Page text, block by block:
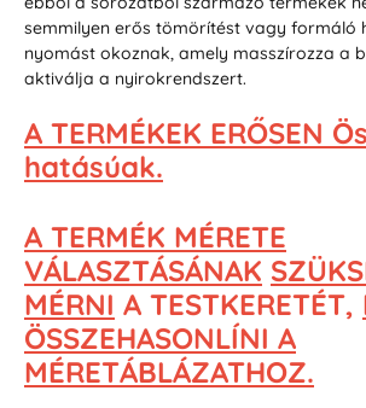
semmilyen erős tömörítést vagy formáló
nyomást okoznak, amely masszírozza a
aktiválja a nyirokrendszert.
A TERMÉKEK ERŐSEN
hatásúak.
A TERMÉK MÉRETE
VÁLASZTÁSÁNAK
MÉRNI A TESTKERETÉT,
ÖSSZEHASONLÍNI A
MÉRETÁBLÁZATHOZ.